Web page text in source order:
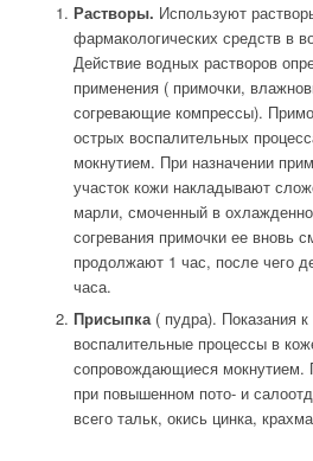
Растворы. Используют
фармакологических средств в
Действие водных растворов
применения ( примочки,
согревающие компрессы).
острых воспалительных
мокнутием. При назначении
участок кожи накладывают
марли, смоченный в
согревания примочки ее вновь
продолжают 1 час, после чего
часа.
Присыпка( пудра). Показания
воспалительные процессы в
сопровождающиеся мокнутием.
при повышенном пото- и
всего тальк, окись цинка,